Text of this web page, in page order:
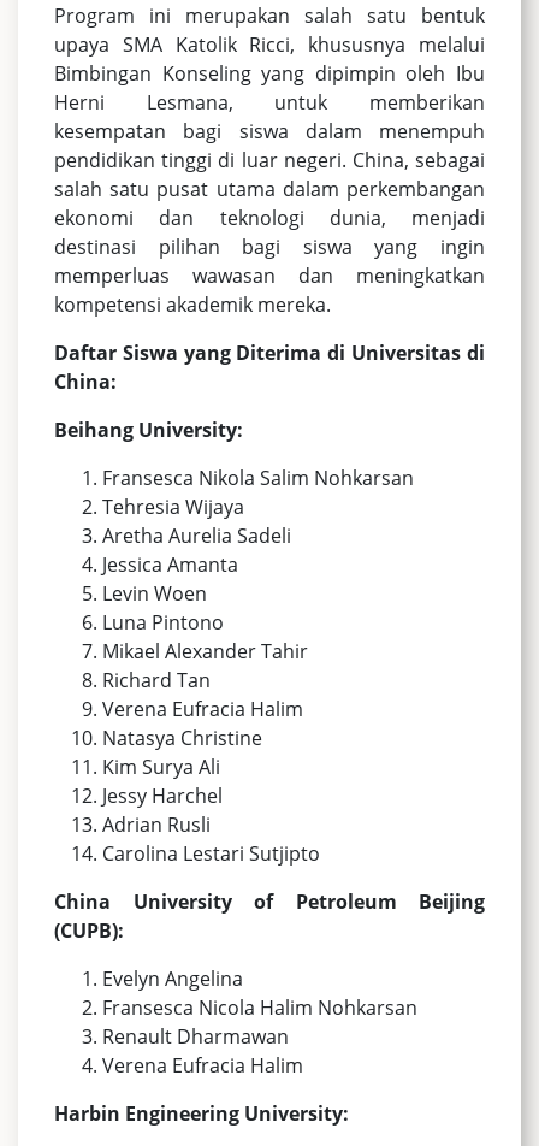
Program ini merupakan salah satu bentuk
upaya SMA Katolik Ricci, khususnya melalui
Bimbingan Konseling yang dipimpin oleh Ibu
Herni Lesmana, untuk memberikan
kesempatan bagi siswa dalam menempuh
pendidikan tinggi di luar negeri. China, sebagai
salah satu pusat utama dalam perkembangan
ekonomi dan teknologi dunia, menjadi
destinasi pilihan bagi siswa yang ingin
memperluas wawasan dan meningkatkan
kompetensi akademik mereka.
Daftar Siswa yang Diterima di Universitas di
China:
Beihang University:
Fransesca Nikola Salim Nohkarsan
Tehresia Wijaya
Aretha Aurelia Sadeli
Jessica Amanta
Levin Woen
Luna Pintono
Mikael Alexander Tahir
Richard Tan
Verena Eufracia Halim
Natasya Christine
Kim Surya Ali
Jessy Harchel
Adrian Rusli
Carolina Lestari Sutjipto
China University of Petroleum Beijing
(CUPB):
Evelyn Angelina
Fransesca Nicola Halim Nohkarsan
Renault Dharmawan
Verena Eufracia Halim
Harbin Engineering University: